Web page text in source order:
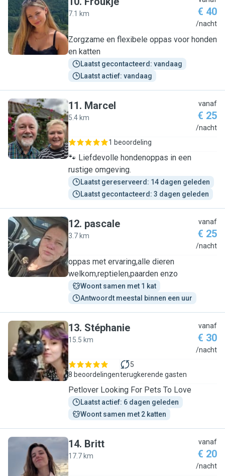
F
7.1 km € 40
/nacht
Zorgzame en flexibele oppas voor honden
en katten
Laatst gecontacteerd: vandaag
Laatst actief: vandaag
M
11. Marcel
5.4 km
vanaf
€ 25
/nacht
1 beoordeling
🐾 Liefdevolle hondenoppas in een
rustige omgeving.
Laatst gereserveerd: 14 dagen geleden
Laatst gecontacteerd: 3 dagen geleden
P
12. pascale
3.7 km
vanaf
€ 25
/nacht
oppas met ervaring,alle dieren
welkom,reptielen,paarden enzo
Woont samen met 1 kat
Antwoordt meestal binnen een uur
S
13. Stéphanie
15.5 km
vanaf
€ 30
/nacht
8 beoordelingen
5
terugkerende gasten
Petlover Looking For Pets To Love
Laatst actief: 6 dagen geleden
Woont samen met 2 katten
B
14. Britt
17.7 km
vanaf
€ 20
/nacht